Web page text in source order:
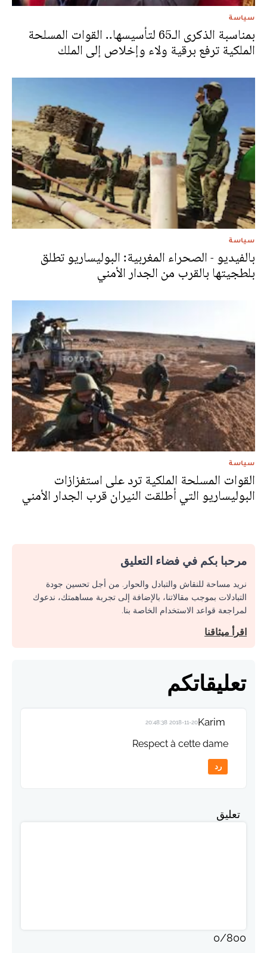
سياسة
بمناسبة الذكرى الـ65 لتأسيسها.. القوات المسلحة
الملكية ترفع برقية ولاء وإخلاص إلى الملك
سياسة
بالفيديو - الصحراء المغربية: البوليساريو تطلق
بلطجيتها بالقرب من الجدار الأمني
سياسة
القوات المسلحة الملكية ترد على استفزازات
البوليساريو التي أطلقت النيران قرب الجدار الأمني
مرحبا بكم في فضاء التعليق
نريد مساحة للنقاش والتبادل والحوار. من أجل تحسين جودة
التبادلات بموجب مقالاتنا، بالإضافة إلى تجربة مساهمتك، ندعوك
لمراجعة قواعد الاستخدام الخاصة بنا.
اقرأ ميثاقنا
تعليقاتكم
Karim
2018-11-20 20:48:38
Respect à cette dame
رد
تعليق
0/800